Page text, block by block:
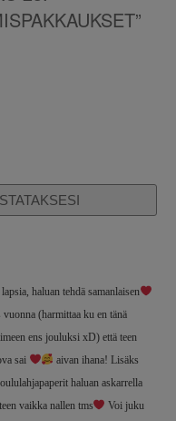
haluan tehdä samanlaisen
(harmittaa ku en tänä
ens jouluksi xD) että teen
sai
aivan ihana! Lisäks
haluan askarrella
vaikka nallen tms
Voi juku